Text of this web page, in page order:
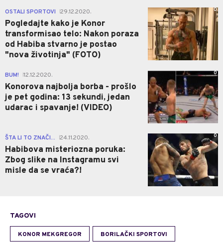
OSTALI SPORTOVI 29.12.2020.
Pogledajte kako je Konor
transformisao telo: Nakon poraza
od Habiba stvarno je postao
"nova životinja" (FOTO)
0
BUM! 12.12.2020.
Konorova najbolja borba - prošlo
je pet godina: 13 sekundi, jedan
udarac i spavanje! (VIDEO)
0
ŠTA LI TO ZNAČI... 24.11.2020.
Habibova misteriozna poruka:
Zbog slike na Instagramu svi
misle da se vraća?!
0
TAGOVI
KONOR MEKGREGOR BORILAČKI SPORTOVI